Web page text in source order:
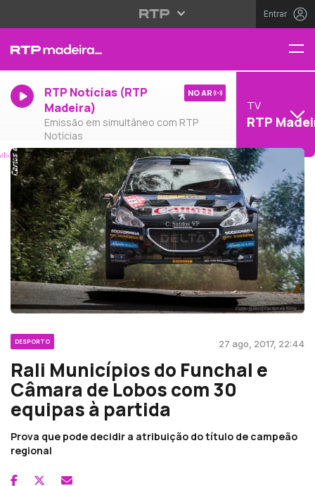
Entrar
RTP Notícias (RTP
Madeira)
Emissão em simultâneo com RTP
Notícias
NO AR
TV
RTP
DESPORTO 27 ago, 2017, 22:44
Rali Municípios do Funchal e
Câmara de Lobos com 30
equipas à partida
Prova que pode decidir a atribuição do título de campeão
regional